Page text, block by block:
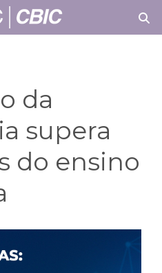
da
supera
do ensino